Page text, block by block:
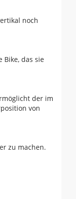
noch
Bike, das sie
der im
von
zu machen.